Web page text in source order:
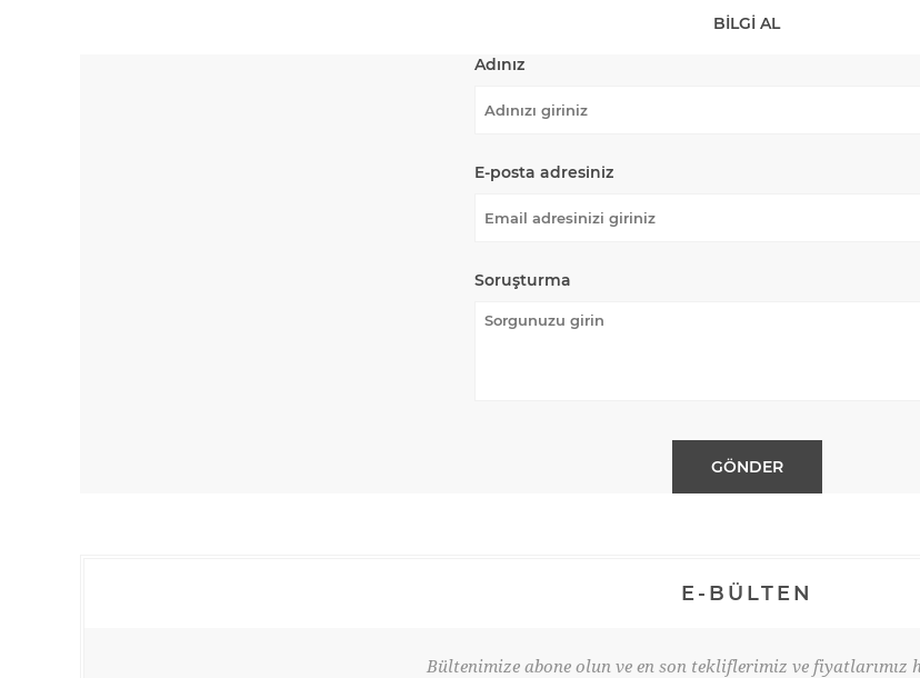
BILGI AL
Adınız
E-posta adresiniz
Soruşturma
E-BÜLTEN
Bültenimize abone olun ve en son tekliflerimiz ve fiyatlarımız